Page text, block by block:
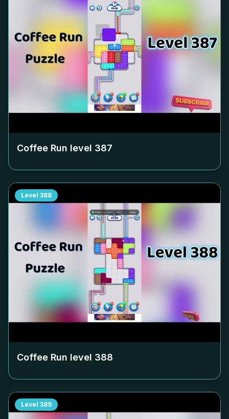
Coffee Run level 387
Level 388
Coffee Run level 388
Level 389